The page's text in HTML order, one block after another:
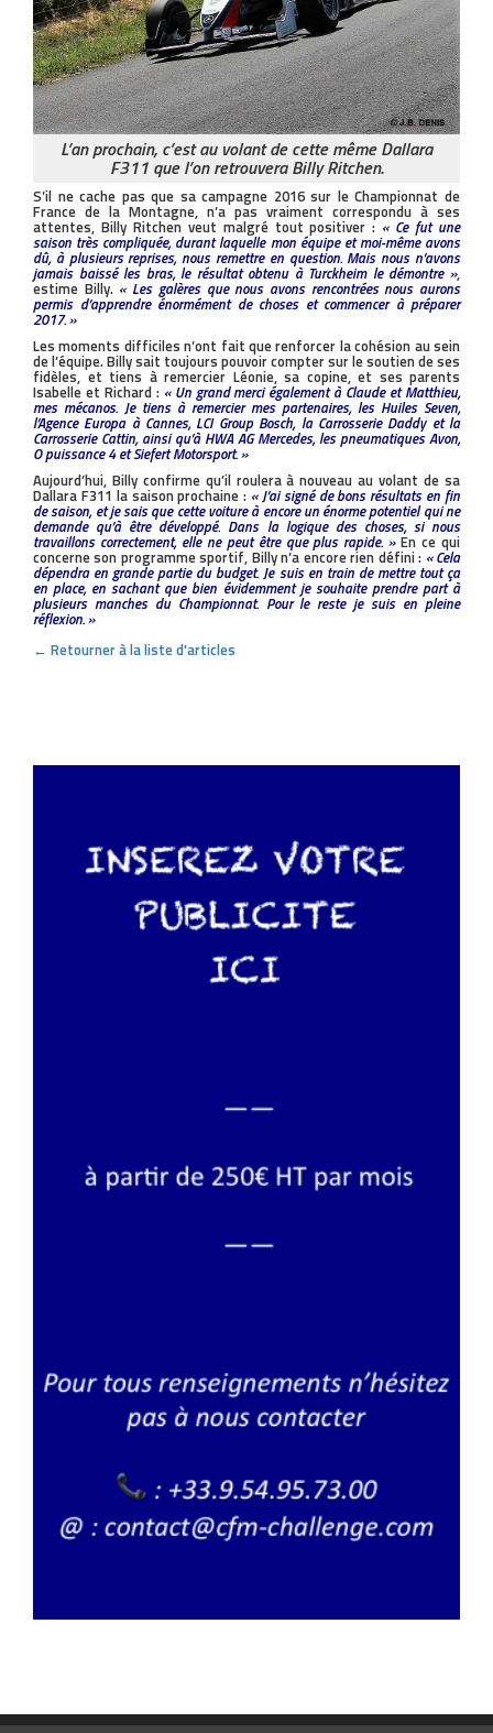
L’an prochain, c’est au volant de cette même Dallara
F311 que l’on retrouvera Billy Ritchen.
S’il ne cache pas que sa campagne 2016 sur le Championnat de
France de la Montagne, n’a pas vraiment correspondu à ses
attentes, Billy Ritchen veut malgré tout positiver : « Ce fut une
saison très compliquée, durant laquelle mon équipe et moi-même avons
dû, à plusieurs reprises, nous remettre en question. Mais nous n’avons
jamais baissé les bras, le résultat obtenu à Turckheim le démontre »,
estime Billy. « Les galères que nous avons rencontrées nous aurons
permis d’apprendre énormément de choses et commencer à préparer
2017. »
Les moments difficiles n’ont fait que renforcer la cohésion au sein
de l’équipe. Billy sait toujours pouvoir compter sur le soutien de ses
fidèles, et tiens à remercier Léonie, sa copine, et ses parents
Isabelle et Richard : « Un grand merci également à Claude et Matthieu,
mes mécanos. Je tiens à remercier mes partenaires, les Huiles Seven,
l’Agence Europa à Cannes, LCI Group Bosch, la Carrosserie Daddy et la
Carrosserie Cattin, ainsi qu’à HWA AG Mercedes, les pneumatiques Avon,
O puissance 4 et Siefert Motorsport. »
Aujourd’hui, Billy confirme qu’il roulera à nouveau au volant de sa
Dallara F311 la saison prochaine : « J’ai signé de bons résultats en fin
de saison, et je sais que cette voiture à encore un énorme potentiel qui ne
demande qu’à être développé. Dans la logique des choses, si nous
travaillons correctement, elle ne peut être que plus rapide. »En ce qui
concerne son programme sportif, Billy n’a encore rien défini : « Cela
dépendra en grande partie du budget. Je suis en train de mettre tout ça
en place, en sachant que bien évidemment je souhaite prendre part à
plusieurs manches du Championnat. Pour le reste je suis en pleine
réflexion. »
← Retourner à la liste d'articles